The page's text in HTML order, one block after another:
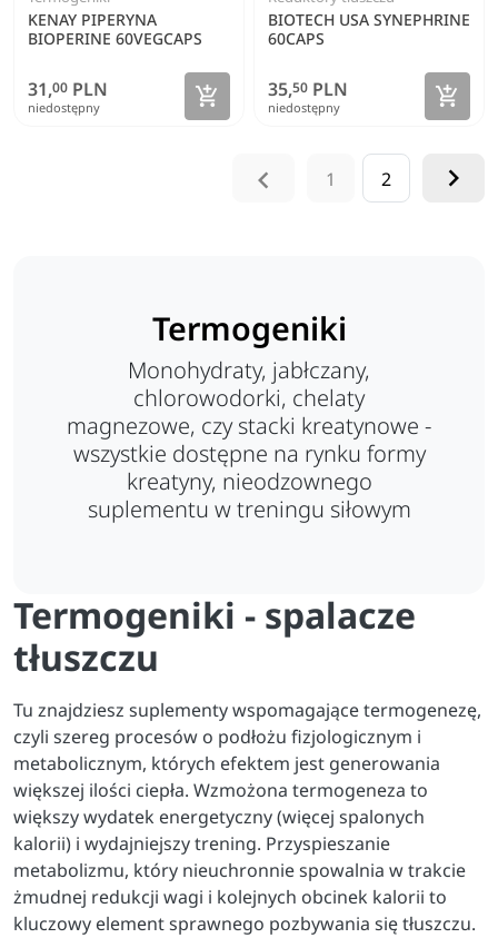
KENAY PIPERYNA
BIOPERINE 60VEGCAPS
31,00 PLN
niedostępny  Zobacz szczegóły
BIOTECH USA SYNEPHRINE
60CAPS
35,50 PLN
niedostępny 
 1 2 
Termogeniki
Monohydraty, jabłczany,
chlorowodorki, chelaty
magnezowe, czy stacki kreatynowe -
wszystkie dostępne na rynku formy
kreatyny, nieodzownego
suplementu w treningu siłowym
Termogeniki - spalacze
tłuszczu
Tu znajdziesz suplementy wspomagające termogenezę,
czyli szereg procesów o podłożu fizjologicznym i
metabolicznym, których efektem jest generowania
większej ilości ciepła. Wzmożona termogeneza to
większy wydatek energetyczny (więcej spalonych
kalorii) i wydajniejszy trening. Przyspieszanie
metabolizmu, który nieuchronnie spowalnia w trakcie
żmudnej redukcji wagi i kolejnych obcinek kalorii to
kluczowy element sprawnego pozbywania się tłuszczu.